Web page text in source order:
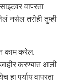
वापरता
नसेल तरीही तुम्ही
काम करेल.
जाहीर करण्यात आली
पर्याय वापरता